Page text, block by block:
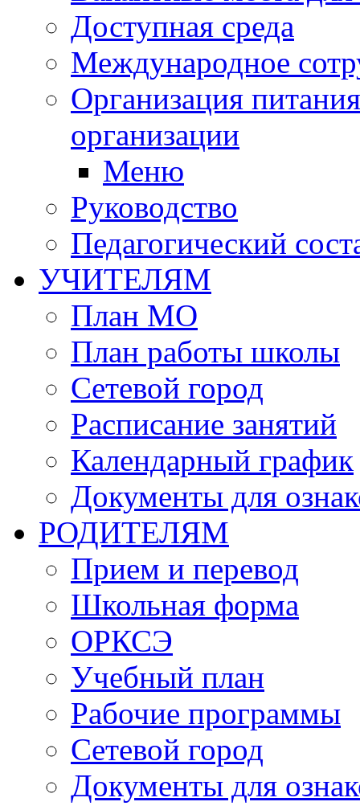
Доступная среда
Международное
Организация
организации
Меню
Руководство
Педагогический
УЧИТЕЛЯМ
План МО
План работы школы
Сетевой город
Расписание занятий
Календарный график
Документы для
РОДИТЕЛЯМ
Прием и перевод
Школьная форма
ОРКСЭ
Учебный план
Рабочие программы
Сетевой город
Документы для